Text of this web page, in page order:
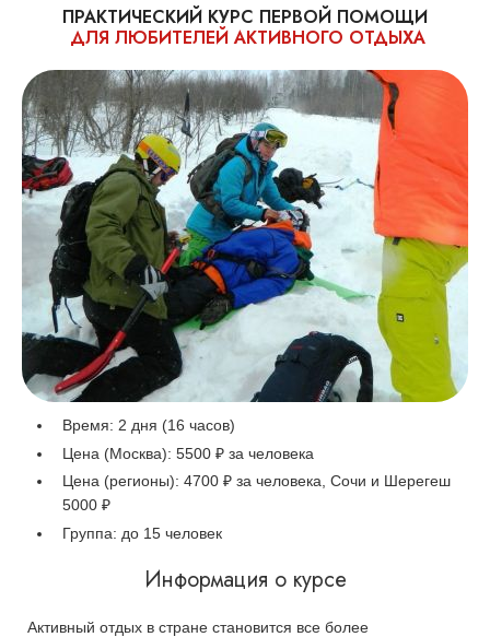
ПРАКТИЧЕСКИЙ КУРС ПЕРВОЙ ПОМОЩИ
ДЛЯ ЛЮБИТЕЛЕЙ АКТИВНОГО ОТДЫХА
Время: 2 дня (16 часов)
Цена (Москва): 5500 ₽ за человека
Цена (регионы): 4700 ₽ за человека, Сочи и Шерегеш
5000 ₽
Группа: до 15 человек
Информация о курсе
Активный отдых в стране становится все более